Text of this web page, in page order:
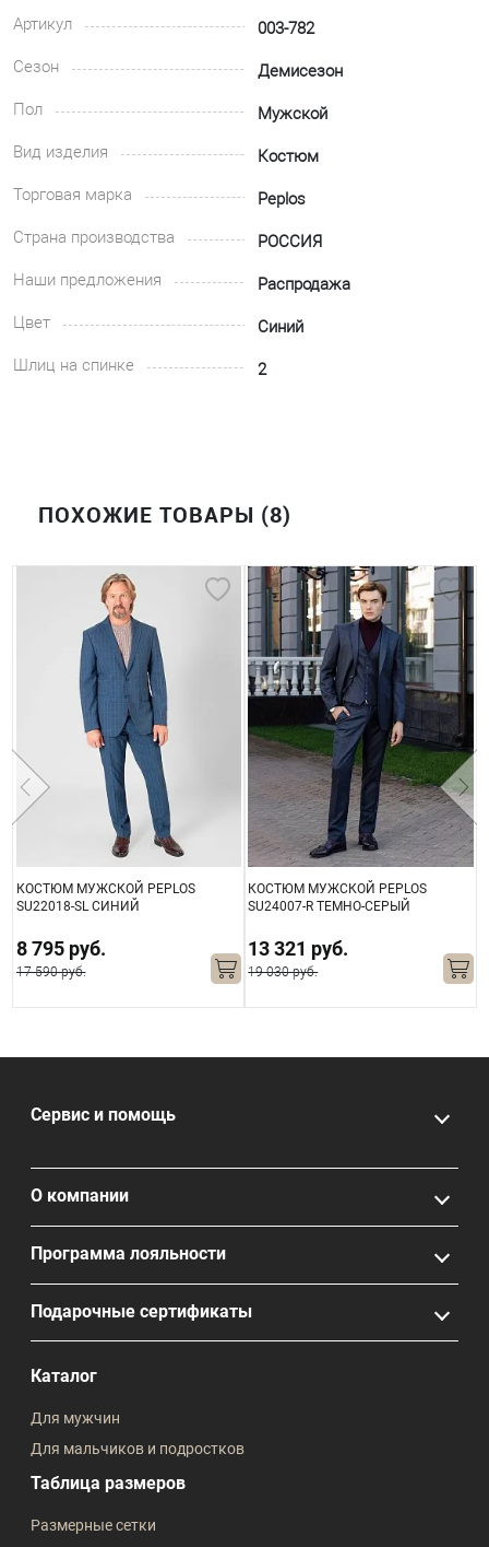
Артикул
003-782
Сезон
Демисезон
Пол
Мужской
Вид изделия
Костюм
Торговая марка
Peplos
Страна производства
РОССИЯ
Наши предложения
Распродажа
Цвет
Синий
Шлиц на спинке
2
ПОХОЖИЕ ТОВАРЫ (8)
КОСТЮМ МУЖСКОЙ PEPLOS
SU22018-SL СИНИЙ
8 795 руб.
17 590 руб.
КОСТЮМ МУЖСКОЙ PEPLOS
SU24007-R ТЕМНО-СЕРЫЙ
13 321 руб.
19 030 руб.
Сервис и помощь
О компании
Программа лояльности
Подарочные сертификаты
Каталог
Для мужчин
Для мальчиков и подростков
Таблица размеров
Размерные сетки